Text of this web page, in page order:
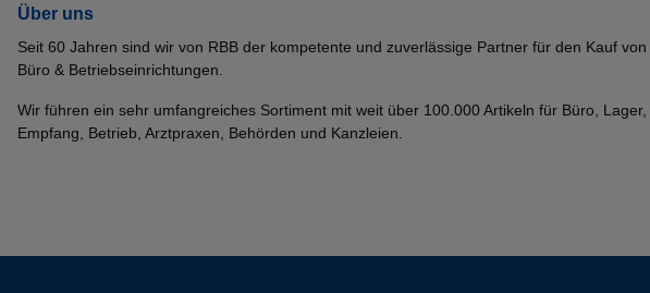
Über uns
Seit 60 Jahren sind wir von RBB der kompetente und zuverlässige Partner für den Kauf von
Büro & Betriebseinrichtungen.
Wir führen ein sehr umfangreiches Sortiment mit weit über 100.000 Artikeln für Büro, Lager,
Empfang, Betrieb, Arztpraxen, Behörden und Kanzleien.